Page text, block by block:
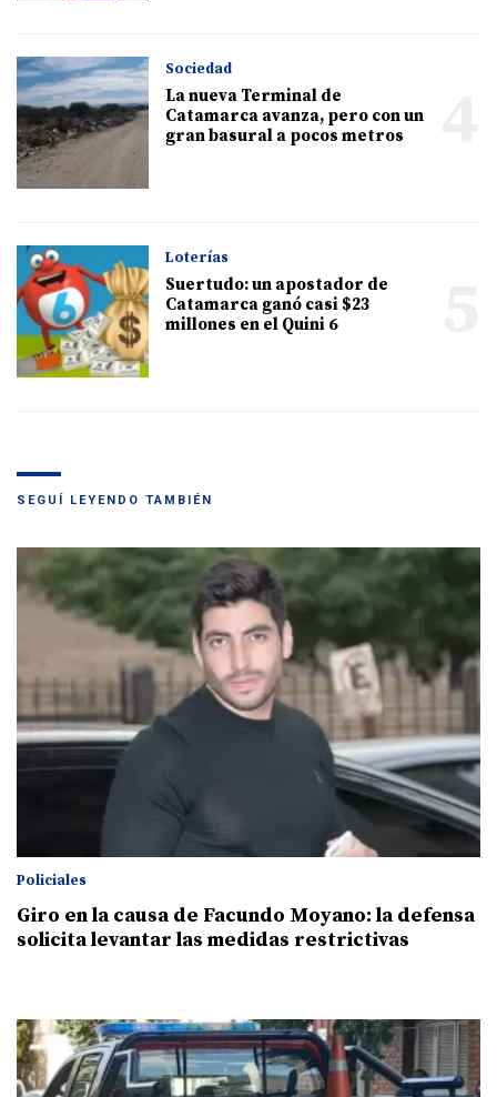
Sociedad
La nueva Terminal de
Catamarca avanza, pero con un
gran basural a pocos metros
Loterías
Suertudo: un apostador de
Catamarca ganó casi $23
millones en el Quini 6
SEGUÍ LEYENDO TAMBIÉN
Policiales
Giro en la causa de Facundo Moyano: la defensa
solicita levantar las medidas restrictivas